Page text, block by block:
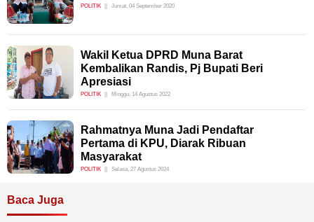
POLITIK Jumat, 04 September 2020
Wakil Ketua DPRD Muna Barat
Kembalikan Randis, Pj Bupati Beri
Apresiasi
POLITIK Minggu, 14 Agustus 2022
Rahmatnya Muna Jadi Pendaftar
Pertama di KPU, Diarak Ribuan
Masyarakat
POLITIK Selasa, 27 Agustus 2024
Baca Juga